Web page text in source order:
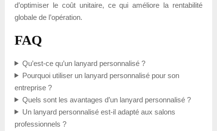
d’optimiser le coût unitaire, ce qui améliore la rentabilité
globale de l’opération.
FAQ
Qu’est-ce qu’un lanyard personnalisé ?
Pourquoi utiliser un lanyard personnalisé pour son
entreprise ?
Quels sont les avantages d’un lanyard personnalisé ?
Un lanyard personnalisé est-il adapté aux salons
professionnels ?